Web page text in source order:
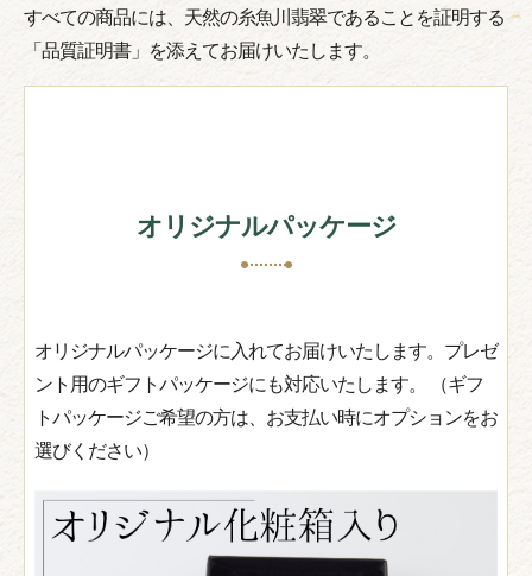
すべての商品には、天然の糸魚川翡翠であることを証明する
「品質証明書」を添えてお届けいたします。
オリジナルパッケージ
オリジナルパッケージに入れてお届けいたします。プレゼ
ント用のギフトパッケージにも対応いたします。 （ギフ
トパッケージご希望の方は、お支払い時にオプションをお
選びください）